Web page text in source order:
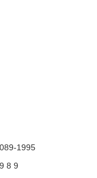
1995
9 8 9